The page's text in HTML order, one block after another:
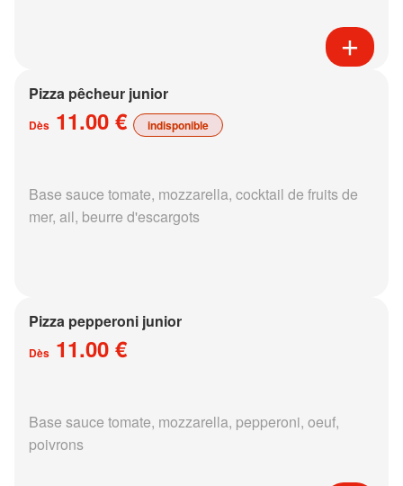
Pizza pêcheur junior
Dès 11.00 € indisponible
Base sauce tomate, mozzarella, cocktail de fruits de
mer, ail, beurre d'escargots
Pizza pepperoni junior
Dès 11.00 €
Base sauce tomate, mozzarella, pepperoni, oeuf,
poivrons